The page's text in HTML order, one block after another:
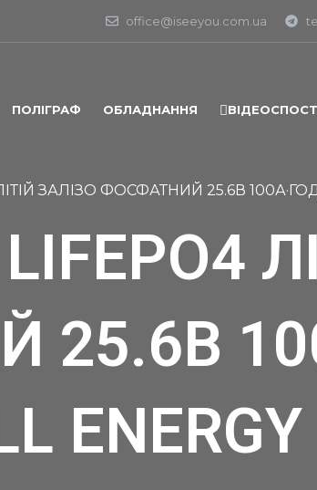
office@iseeyou.com.ua
ПОЛІГРАФ ОБЛАДНАННЯ
ЗАЛІЗО ФОСФАТНИЙ 25.6В 100А·ГОД